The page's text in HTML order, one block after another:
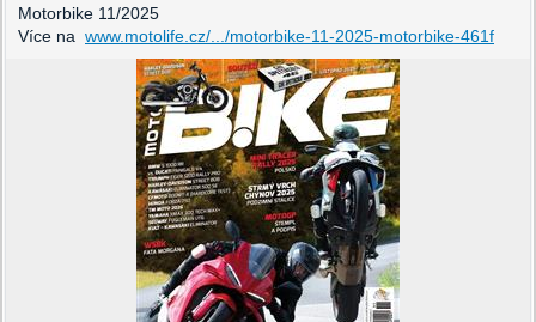
Motorbike 11/2025
Více na www.motolife.cz/.../motorbike-11-2025-motorbike-461f